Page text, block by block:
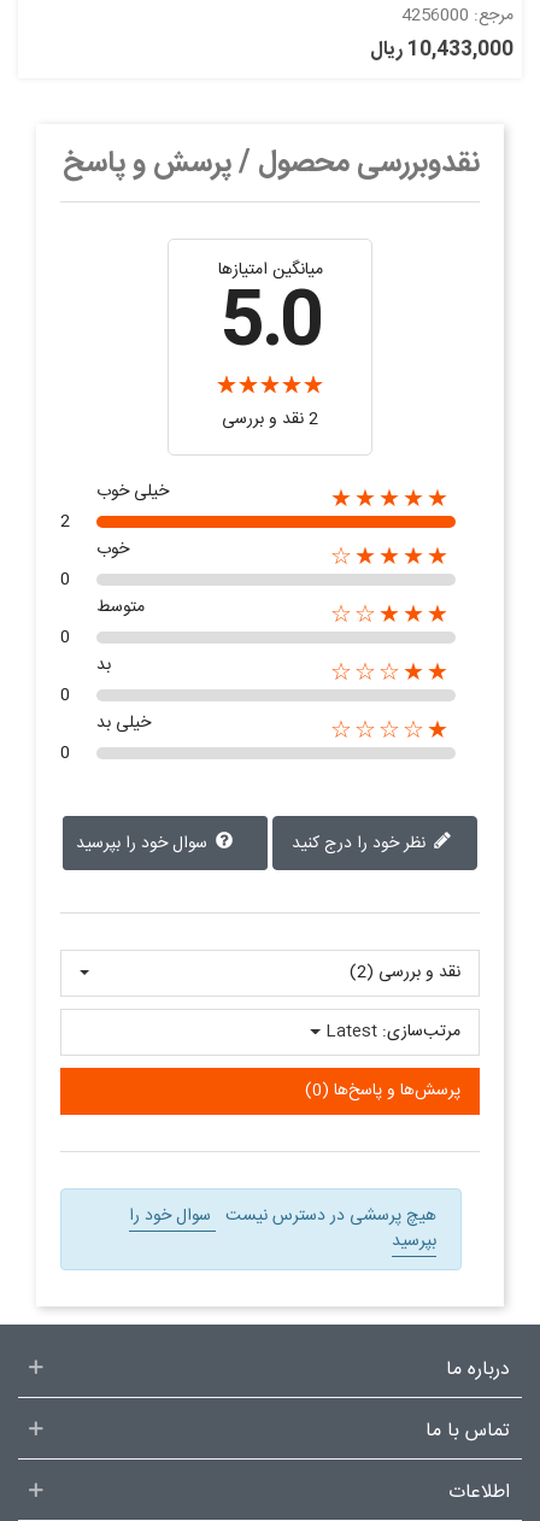
مرجع: 4256000
10,433,000 ریال
نقدوبررسی محصول / پرسش و پاسخ
میانگین امتیازها
5.0
2 نقد و بررسی‌‌
★★★★★
خیلی خوب
2
★★★★☆
خوب
0
★★★☆☆
متوسط
0
★★☆☆☆
بد
0
★☆☆☆☆
خیلی بد
0
سوال خود را بپرسید
نقد و بررسی‌‌ (2)
پرسش‌ها و پاسخ‌ها (0)
مرتب‌سازی: Latest
هیچ پرسشی در دسترس نیست سوال خود را
بپرسید
درباره ما
تماس با ما
اطلاعات